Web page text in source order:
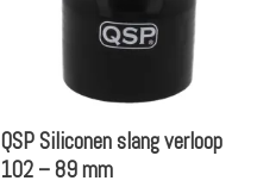
QSP Siliconen slang verloop
102 – 89 mm